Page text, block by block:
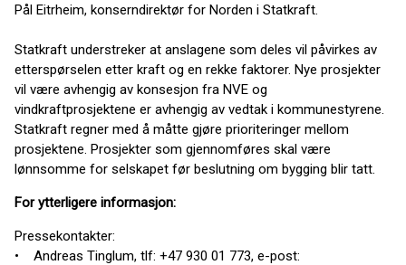
Pål Eitrheim, konserndirektør for Norden i Statkraft.
Statkraft understreker at anslagene som deles vil påvirkes av
etterspørselen etter kraft og en rekke faktorer. Nye prosjekter
vil være avhengig av konsesjon fra NVE og
vindkraftprosjektene er avhengig av vedtak i kommunestyrene.
Statkraft regner med å måtte gjøre prioriteringer mellom
prosjektene. Prosjekter som gjennomføres skal være
lønnsomme for selskapet før beslutning om bygging blir tatt.
For ytterligere informasjon:
Pressekontakter:
• Andreas Tinglum, tlf: +47 930 01 773, e-post: